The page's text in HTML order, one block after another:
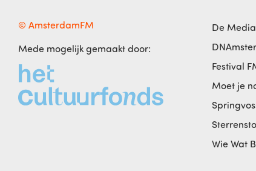
© AmsterdamFM
Mede mogelijk gemaakt door:
De
Festival
Moet je
Wie Wat